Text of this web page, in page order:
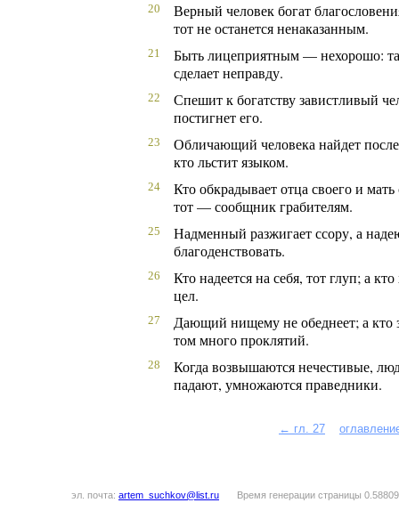
20
Верный человек богат
тот не останется ненаказанным.
21
Быть лицеприятным — нехорошо:
сделает неправду.
22
Спешит к богатству завистливый
постигнет его.
23
Обличающий человека найдет
кто льстит языком.
24
Кто обкрадывает отца своего и
тот — сообщник грабителям.
25
Надменный разжигает ссору, а
благоденствовать.
26
Кто надеется на себя, тот глуп; а
цел.
27
Дающий нищему не обеднеет; а кто
том много проклятий.
28
Когда возвышаются нечестивые,
падают, умножаются праведники.
← гл. 27
эл. почта: artem_suchkov@list.ru Время генерации страницы